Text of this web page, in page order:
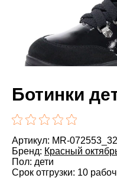
Ботинки
Артикул: MR-
Бренд: Красный
Пол: дети
Срок отгрузки: 10